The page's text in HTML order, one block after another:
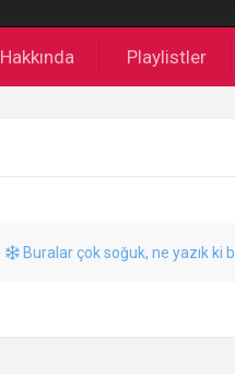
Hakkında Playlistler
Buralar çok soğuk, ne yazık ki